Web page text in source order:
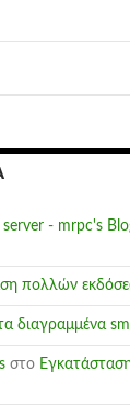
- mrpc's
πολλών
διαγραμμένα
στο